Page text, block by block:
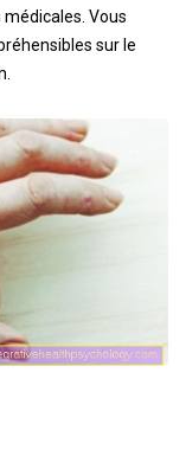
Vous
sur le